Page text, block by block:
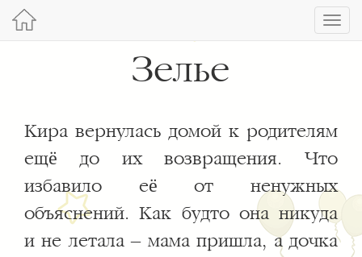
Зелье
Кира вернулась домой к родителям
ещё до их возвращения. Что
избавило её от ненужных
объяснений. Как будто она никуда
и не летала – мама пришла, а дочка